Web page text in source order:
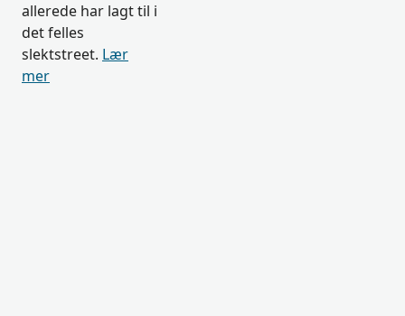
allerede har lagt til i
det felles
slektstreet. Lær
mer